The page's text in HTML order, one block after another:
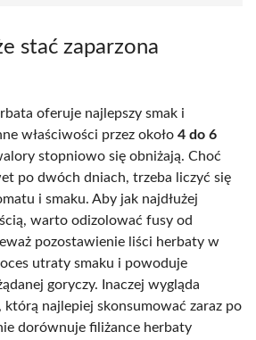
stać zaparzona
oferuje najlepszy smak i
właściwości przez około 4 do 6
stopniowo się obniżają. Choć
po dwóch dniach, trzeba liczyć się
i smaku. Aby jak najdłużej
warto odizolować fusy od
pozostawienie liści herbaty w
utraty smaku i powoduje
goryczy. Inaczej wygląda
, którą najlepiej skonsumować zaraz po
dorównuje filiżance herbaty